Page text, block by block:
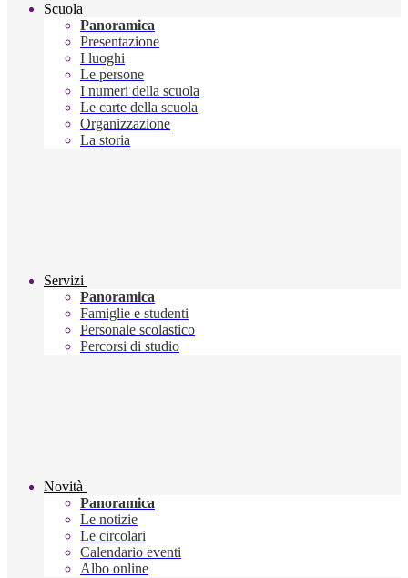
Scuola
Panoramica
Presentazione
I luoghi
Le persone
I numeri della scuola
Le carte della scuola
Organizzazione
La storia
Servizi
Panoramica
Famiglie e studenti
Personale scolastico
Percorsi di studio
Novità
Panoramica
Le notizie
Le circolari
Calendario eventi
Albo online